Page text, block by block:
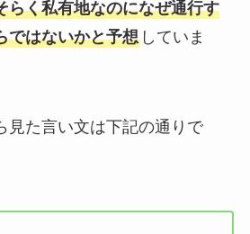
らく私有地なのになぜ通行す
ではないかと予想していま
見た言い文は下記の通りで